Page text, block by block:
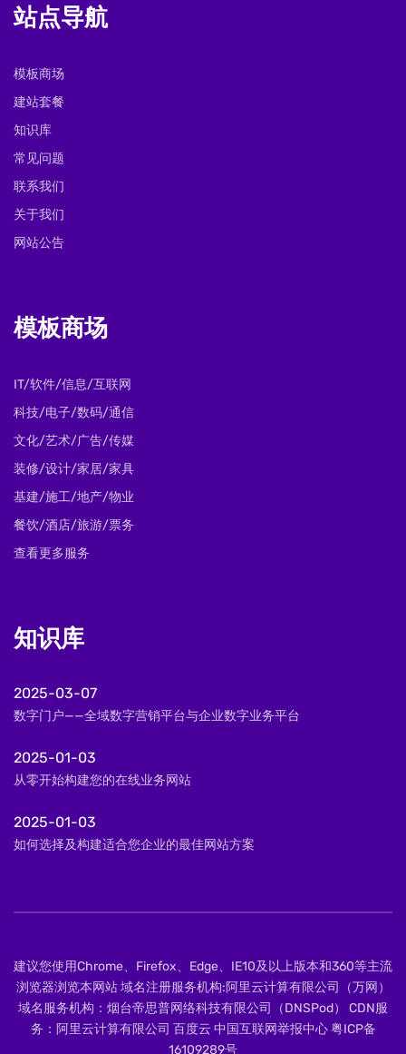
站点导航
模板商场
建站套餐
知识库
常见问题
联系我们
关于我们
网站公告
模板商场
IT/软件/信息/互联网
科技/电子/数码/通信
文化/艺术/广告/传媒
装修/设计/家居/家具
基建/施工/地产/物业
餐饮/酒店/旅游/票务
查看更多服务
知识库
2025-03-07
数字门户——全域数字营销平台与企业数字业务平台
2025-01-03
从零开始构建您的在线业务网站
2025-01-03
如何选择及构建适合您企业的最佳网站方案
建议您使用Chrome、Firefox、Edge、IE10及以上版本和360等主流
浏览器浏览本网站 域名注册服务机构:阿里云计算有限公司（万网）
域名服务机构：烟台帝思普网络科技有限公司（DNSPod） CDN服
务：阿里云计算有限公司 百度云 中国互联网举报中心粤ICP备
16109289号